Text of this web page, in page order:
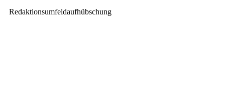
Redaktionsumfeldaufhübschung